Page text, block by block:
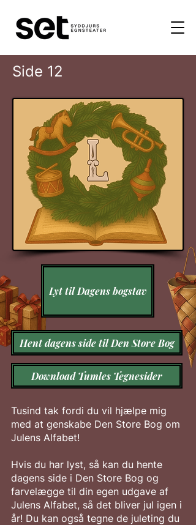
Side 12
Lyt til Dagens bogstav
Download Tumles Tegnesider
Hent dagens side til Den Store Bog
Tusind tak fordi du vil hjælpe mig
med at genskabe Den Store Bog om
Julens Alfabet!
Hvis du har lyst, så kan du hente
dagens side i Den Store Bog og
farvelægge til din egen udgave af
Julens Alfabet, så det bliver jul igen i
år! Du kan også tegne de juleting du